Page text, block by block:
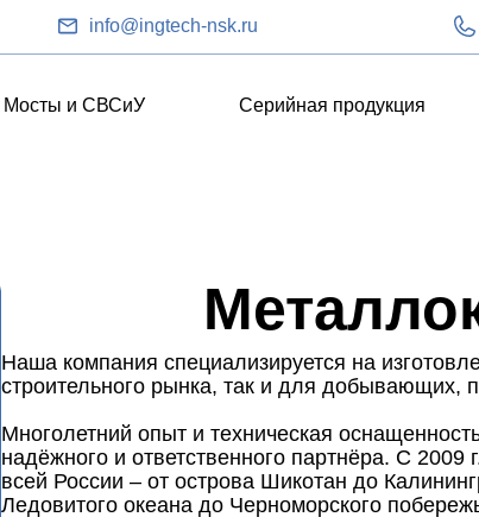
info@ingtech-nsk.ru
Мосты и СВСиУ Серийная продукция
Наша компания специализируется на
строительного рынка, так и для
Многолетний опыт и техническая
надёжного и ответственного партнёра. С 2009
всей России – от острова Шикотан до
Ледовитого океана до Черноморского